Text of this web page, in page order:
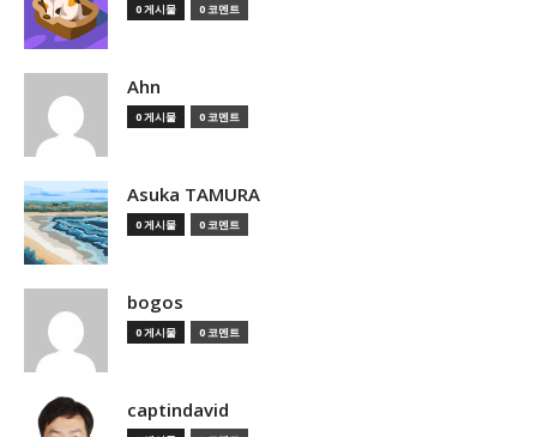
0 게시물 0 코멘트
Ahn
0 게시물 0 코멘트
Asuka TAMURA
0 게시물 0 코멘트
bogos
0 게시물 0 코멘트
captindavid